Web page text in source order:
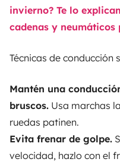
invierno? Te lo
cadenas y
Técnicas de conducción
Mantén una
bruscos. Usa marchas
ruedas patinen.
Evita frenar de golpe.
velocidad, hazlo con el